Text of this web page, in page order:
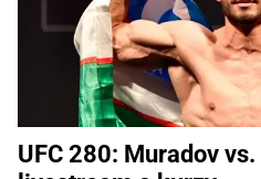
UFC 280: Muradov